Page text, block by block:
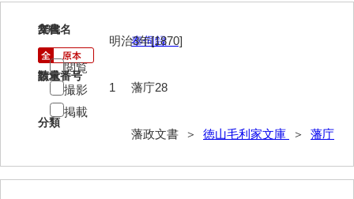
諸村小貫過不足書取
御倹約書付
28
文書名
奉伺録
請求番号
藩庁28
分類
藩政文書 ＞ 徳山毛利家文庫 ＞ 藩庁
年代
明治3年[1870]
数量
1
閲覧
撮影
掲載